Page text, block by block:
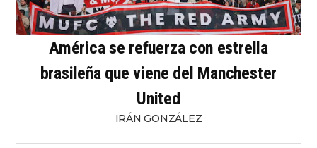
América se refuerza con estrella
brasileña que viene del Manchester
United
IRÁN GONZÁLEZ